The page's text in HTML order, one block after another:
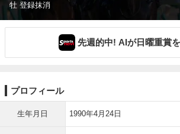
牡 登録抹消
先週的中! AIが日曜重賞
プロフィール
生年月日 1990年4月24日